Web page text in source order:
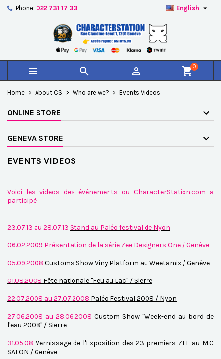
Phone: 022 731 17 33 English 
   shopping_cart0
Home About CS Who are we? Events Videos
ONLINE STORE
GENEVA STORE
EVENTS VIDEOS
Voici les videos des événements ou CharacterStation.com a
participé.
23.07.13 au 28.07.13 Stand au Paléo festival de Nyon
06.02.2009 Présentation de la série Zee Designers One / Genève
05.09.2008 Customs Show Viny Platform au Weetamix / Genève
01.08.2008 Fête nationale "Feu au Lac" / Sierre
22.07.2008 au 27.07.2008 Paléo Festival 2008 / Nyon
27.06.2008 au 28.06.2008 Custom Show "Week-end au bord de
l'eau 2008" / Sierre
31.05.08 Vernissage de l'Exposition des 23 premiers ZEE au M.C
SALON / Genève
Créer une nouvelle liste
((confirmMessage))
((cancelText)) ((modalDeleteText))
Wishlist name
Cancel Create wishlist
You need to be logged in to save products in your